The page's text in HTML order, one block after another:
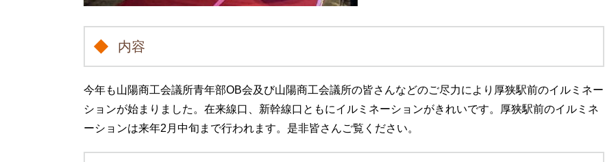
内容
今年も山陽商工会議所青年部OB会及び山陽商工会議所の皆さんなどのご尽力により厚狭駅前のイルミネー
ションが始まりました。在来線口、新幹線口ともにイルミネーションがきれいです。厚狭駅前のイルミネ
ーションは来年2月中旬まで行われます。是非皆さんご覧ください。